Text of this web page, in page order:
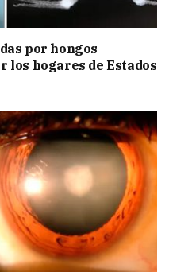
por hongos
hogares de Estados